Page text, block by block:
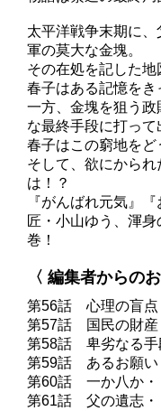
太平洋戦争末期に
軍の莫大な金塊。
その在処を記した
春子はある記憶を
一方、金塊を狙う
な最終手段に打って
春子はこの窮地を
そして、欲にから
は！？
『がんばれ元気』
匠・小山ゆう、渾
巻！
〈 編集者からの
第56話 心理の盲点
第57話 国民の財産
第58話 卑劣なる手
第59話 あるお願い
第60話 一か八か・
第61話 父の遺志・